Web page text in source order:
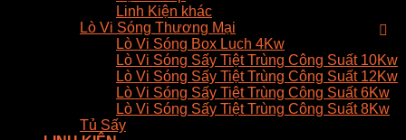
Linh Kiện khác
Lò Vi Sóng Thương Mại
Lò Vi Sóng Box Luch 4Kw
Lò Vi Sóng Sấy Tiệt Trùng Công Suất 10Kw
Lò Vi Sóng Sấy Tiệt Trùng Công Suất 12Kw
Lò Vi Sóng Sấy Tiệt Trùng Công Suất 6Kw
Lò Vi Sóng Sấy Tiệt Trùng Công Suất 8Kw
Tủ Sấy